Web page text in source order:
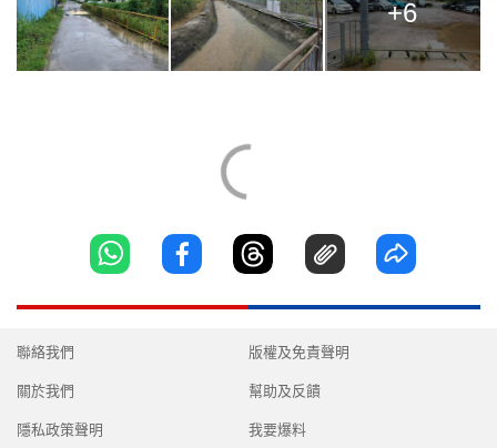
+6
聯絡我們
關於我們
隱私政策聲明
版權及免責聲明
幫助及反饋
我要爆料